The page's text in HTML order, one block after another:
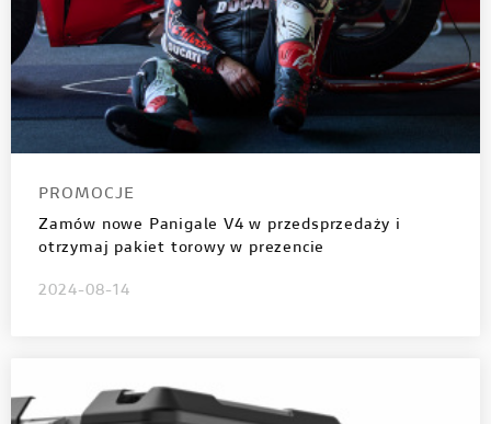
PROMOCJE
Zamów nowe Panigale V4 w przedsprzedaży i
otrzymaj pakiet torowy w prezencie
2024-08-14